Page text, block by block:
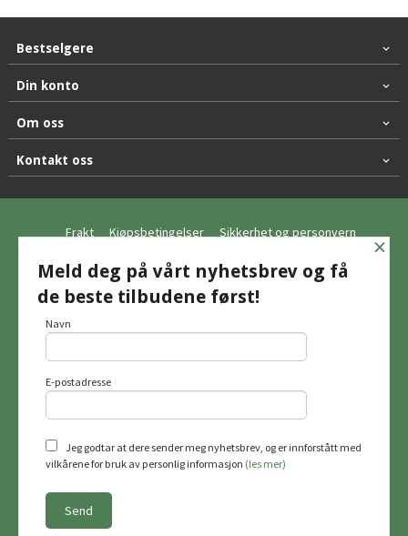
Bestselgere
Din konto
Om oss
Kontakt oss
Frakt Kjøpsbetingelser Sikkerhet og personvern
Nyhetsbrev
© Hagemo Jakt og Friluft AS
Vår nettbutikk bruker cookies slik at du
yte deg bedre service. Vi bruker cookies
hovedsaklig til å lagre
innloggingsdetaljer og huske hva du
bruke siden som normalt om du godtar
×
Meld deg på vårt nyhetsbrev og få
de beste tilbudene først!
Navn
E-postadresse
Jeg godtar at dere sender meg nyhetsbrev, og er innforstått med
vilkårene for bruk av personlig informasjon (les mer)